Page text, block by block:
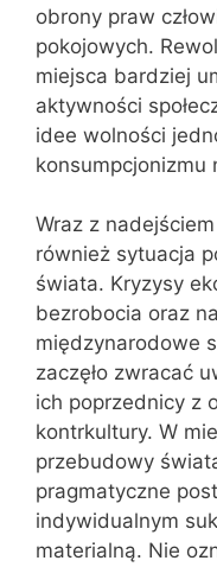
obrony praw
pokojowych.
miejsca bardziej
aktywności
idee wolności
konsumpcjonizmu
Wraz z
również sytuacja
świata. Kryzysy
bezrobocia oraz
międzynarodowe
zaczęło zwracać
ich poprzednicy z
kontrkultury. W
przebudowy
pragmatyczne
indywidualnym
materialną. Nie